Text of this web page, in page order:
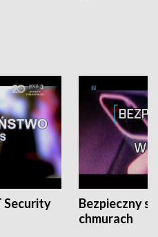
Security
Bezpieczny
chmurach